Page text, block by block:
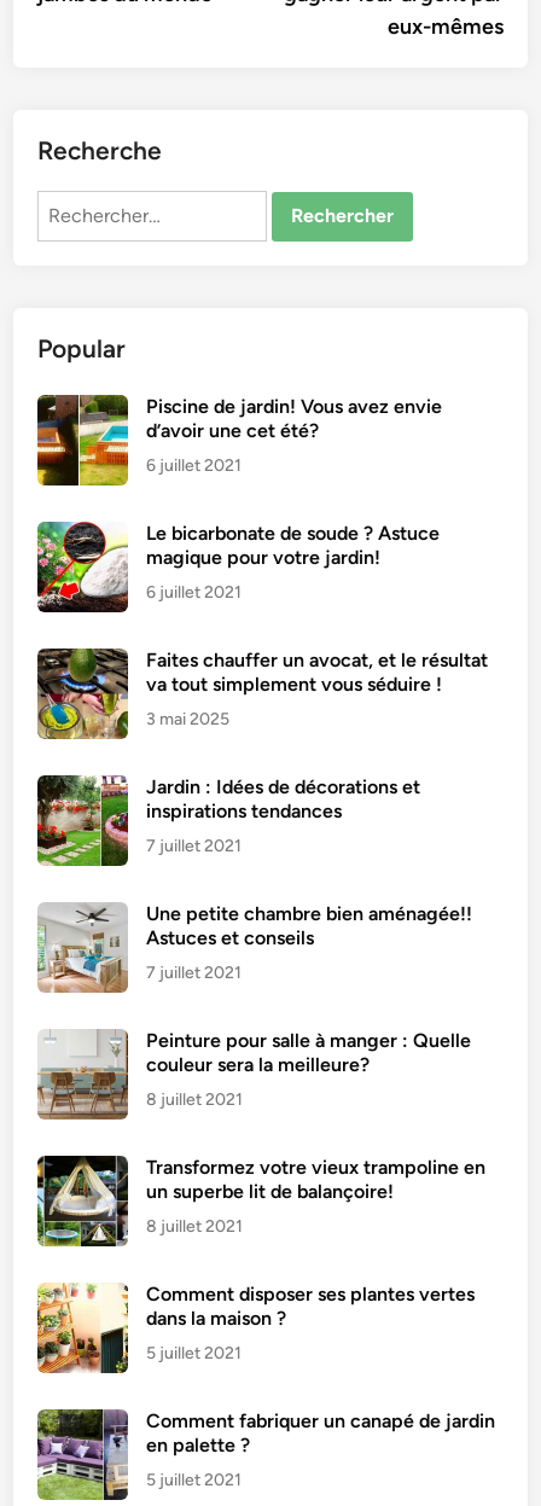
eux-mêmes
Recherche
Rechercher :
Popular
Piscine de jardin! Vous avez envie
d’avoir une cet été?
6 juillet 2021
Le bicarbonate de soude ? Astuce
magique pour votre jardin!
6 juillet 2021
Faites chauffer un avocat, et le résultat
va tout simplement vous séduire !
3 mai 2025
Jardin : Idées de décorations et
inspirations tendances
7 juillet 2021
Une petite chambre bien aménagée!!
Astuces et conseils
7 juillet 2021
Peinture pour salle à manger : Quelle
couleur sera la meilleure?
8 juillet 2021
Transformez votre vieux trampoline en
un superbe lit de balançoire!
8 juillet 2021
Comment disposer ses plantes vertes
dans la maison ?
5 juillet 2021
Comment fabriquer un canapé de jardin
en palette ?
5 juillet 2021